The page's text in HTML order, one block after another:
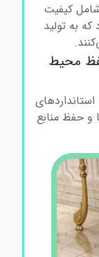
کیفیت
به تولید
محیط
منابع